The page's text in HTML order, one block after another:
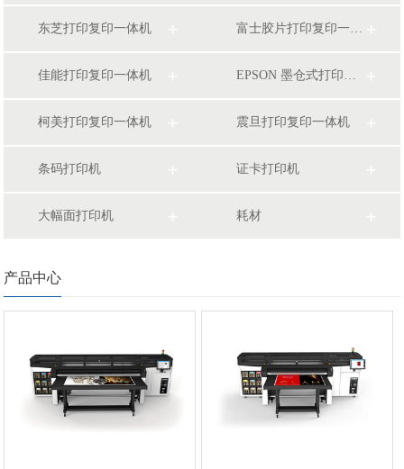
东芝打印复印一体机 富士胶片打印复印一体机
佳能打印复印一体机 EPSON 墨仓式打印复印一体机
柯美打印复印一体机 震旦打印复印一体机
条码打印机 证卡打印机
大幅面打印机 耗材
产品中心